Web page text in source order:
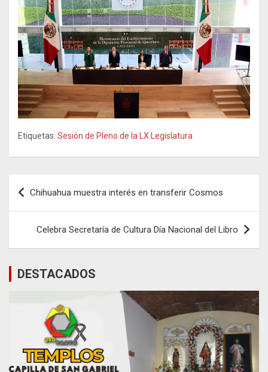
Etiquetas: Sesión de Pleno de la LX Legislatura
Navegación
de
entradas
Chihuahua muestra interés en transferir Cosmos
Celebra Secretaría de Cultura Día Nacional del Libro
DESTACADOS